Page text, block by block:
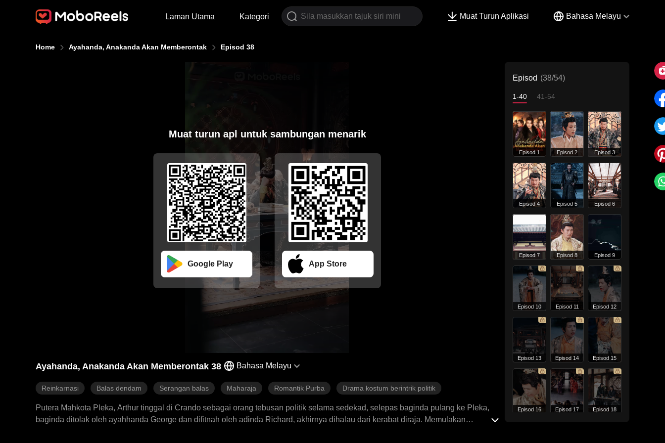
Laman Utama Kategori Muat Turun Aplikasi Bahasa Melayu
Home Ayahanda, Anakanda Akan Memberontak Episod 38
Muat turun apl untuk sambungan menarik
Google Play App Store
Ayahanda, Anakanda Akan Memberontak 38 Bahasa Melayu
Reinkarnasi Balas dendam Serangan balas Maharaja Romantik Purba Drama kostum berintrik politik
Putera Mahkota Pleka, Arthur tinggal di Crando sebagai orang tebusan politik selama sedekad, selepas baginda pulang ke Pleka,
baginda ditolak oleh ayahhanda George dan difitnah oleh adinda Richard, akhirnya dihalau dari kerabat diraja. Memulakan
Episod (38/54)
1-40 41-54
Episod 1 Episod 2 Episod 3
Episod 4 Episod 5 Episod 6
Episod 7 Episod 8 Episod 9
Episod 10 Episod 11 Episod 12
Episod 13 Episod 14 Episod 15
Episod 16 Episod 17 Episod 18